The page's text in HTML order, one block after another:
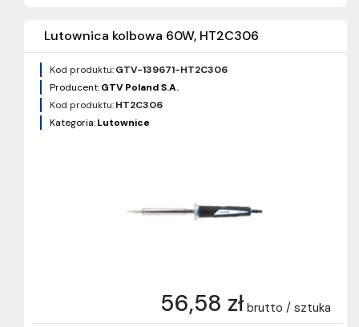
Lutownica kolbowa 60W, HT2C306
Kod produktu:GTV-139671-HT2C306
Producent:GTV Poland S.A.
Kod produktu:HT2C306
Kategoria:Lutownice
56,58 zł brutto / sztuka